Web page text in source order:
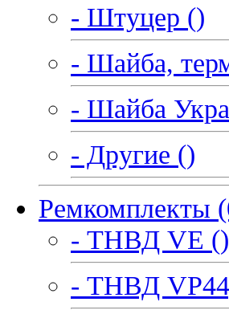
- Штуцер ()
- Шайба,
- Шайба
- Другие ()
Ремкомплекты
- ТНВД VE ()
- ТНВД